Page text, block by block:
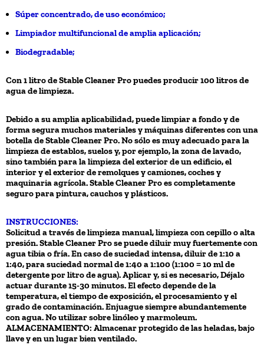
Súper concentrado, de uso económico;
Limpiador multifuncional de amplia aplicación;
Biodegradable;
Con 1 litro de Stable Cleaner Pro puedes producir 100 litros de
agua de limpieza.
Debido a su amplia aplicabilidad, puede limpiar a fondo y de
forma segura muchos materiales y máquinas diferentes con una
botella de Stable Cleaner Pro. No sólo es muy adecuado para la
limpieza de establos, suelos y, por ejemplo, la zona de lavado,
sino también para la limpieza del exterior de un edificio, el
interior y el exterior de remolques y camiones, coches y
maquinaria agrícola. Stable Cleaner Pro es completamente
seguro para pintura, cauchos y plásticos.
INSTRUCCIONES:
Solicitud a través de limpieza manual, limpieza con cepillo o alta
presión. Stable Cleaner Pro se puede diluir muy fuertemente con
agua tibia o fría. En caso de suciedad intensa, diluir de 1:10 a
1:40, para suciedad normal de 1:40 a 1:100 (1:100 = 10 ml de
detergente por litro de agua). Aplicar y, si es necesario, Déjalo
actuar durante 15-30 minutos. El efecto depende de la
temperatura, el tiempo de exposición, el procesamiento y el
grado de contaminación. Enjuague siempre abundantemente
con agua. No utilizar sobre linóleo y marmoleum.
ALMACENAMIENTO: Almacenar protegido de las heladas, bajo
llave y en un lugar bien ventilado.